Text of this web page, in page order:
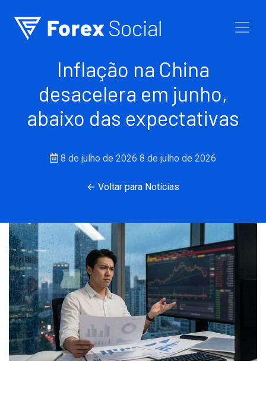
Inflação na China
desacelera em junho,
abaixo das expectativas
8 de julho de 2026 8 de julho de 2026
← Voltar para Notícias